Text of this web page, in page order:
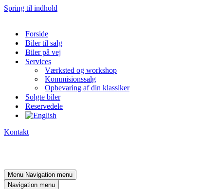
Spring til indhold
Forside
Biler til salg
Biler på vej
Services
Værksted og workshop
Kommisionssalg
Opbevaring af din klassiker
Solgte biler
Reservedele
Kontakt
Menu Navigation menu
Navigation menu